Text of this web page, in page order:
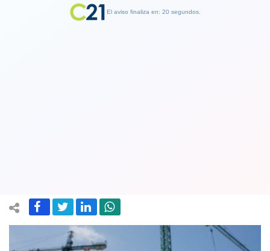
El aviso finaliza en: 19 segundos.